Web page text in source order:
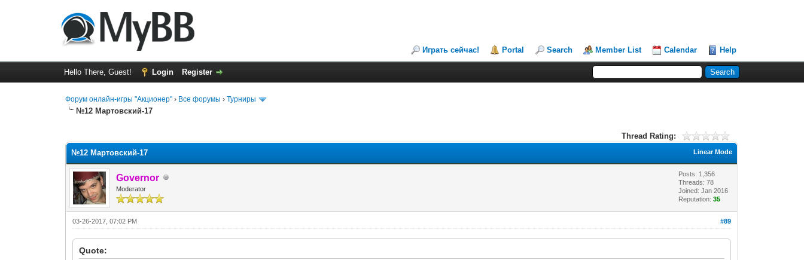
Играть сейчас! Portal Search Member List Calendar Help
Hello There, Guest! Login Register
Форум онлайн-игры "Акционер" › Все форумы ›Турниры
№12 Мартовский-17
Thread Rating:
Linear Mode
№12 Мартовский-17
Governor
Moderator
Posts: 1,356
Threads: 78
Joined: Jan 2016
Reputation:35
#89
03-26-2017, 07:02 PM
Quote: